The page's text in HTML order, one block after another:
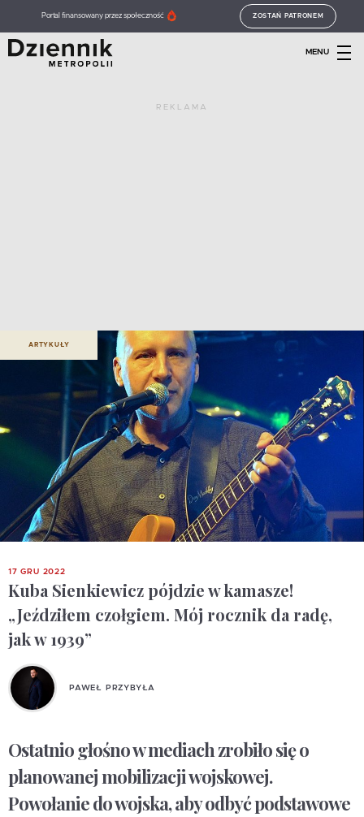
Portal finansowany przez społeczność ZOSTAŃ PATRONEM
MENU
REKLAMA
ARTYKUŁY
17 GRU 2022
Kuba Sienkiewicz pójdzie w kamasze!
„Jeździłem czołgiem. Mój rocznik da radę,
jak w 1939”
PAWEŁ PRZYBYŁA
Ostatnio głośno w mediach zrobiło się o
planowanej mobilizacji wojskowej.
Powołanie do wojska, aby odbyć podstawowe